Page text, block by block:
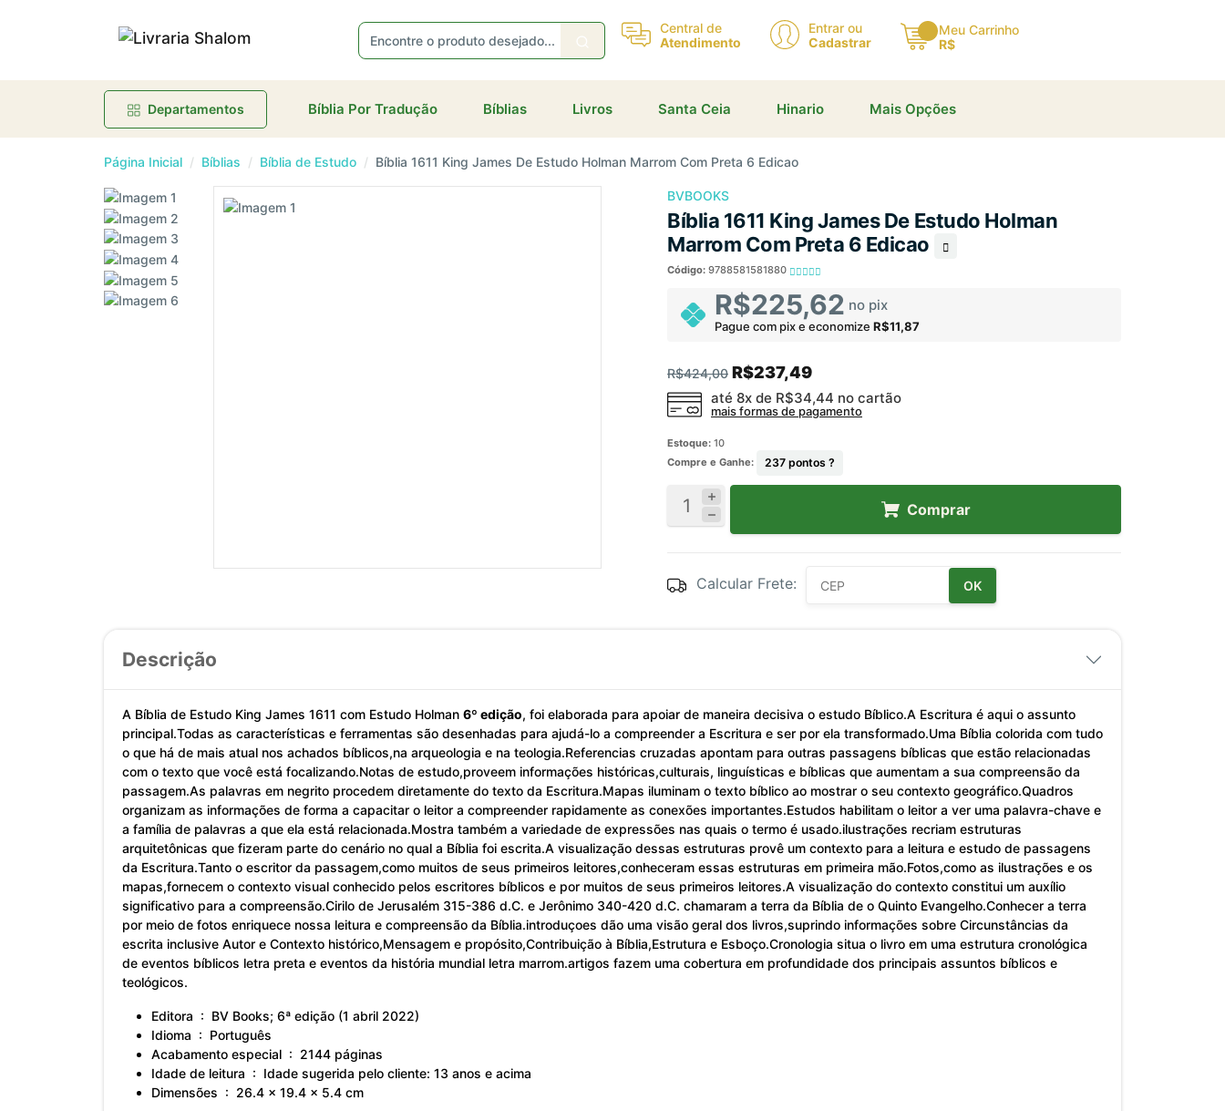
Central de
Atendimento
Entrar ou
Cadastrar
Meu Carrinho
R$
Departamentos Bíblia Por Tradução Bíblias Livros Santa Ceia Hinario Mais Opções
Página Inicial Bíblias Bíblia de Estudo Bíblia 1611 King James De Estudo Holman Marrom Com Preta 6 Edicao
BVBOOKS
Bíblia 1611 King James De Estudo Holman
Marrom Com Preta 6 Edicao
Código: 9788581581880
R$225,62 no pix
Pague com pix e economize R$11,87
R$424,00 R$237,49
até 8x de R$34,44 no cartão
mais formas de pagamento
Estoque: 10
Compre e Ganhe:
237 pontos ?
Comprar
Calcular Frete: OK
Descrição
A Bíblia de Estudo King James 1611 com Estudo Holman 6º edição, foi elaborada para apoiar de maneira decisiva o estudo Bíblico.A Escritura é aqui o assunto
principal.Todas as características e ferramentas são desenhadas para ajudá-lo a compreender a Escritura e ser por ela transformado.Uma Bíblia colorida com tudo
o que há de mais atual nos achados bíblicos,na arqueologia e na teologia.Referencias cruzadas apontam para outras passagens bíblicas que estão relacionadas
com o texto que você está focalizando.Notas de estudo,proveem informações históricas,culturais, linguísticas e bíblicas que aumentam a sua compreensão da
passagem.As palavras em negrito procedem diretamente do texto da Escritura.Mapas iluminam o texto bíblico ao mostrar o seu contexto geográfico.Quadros
organizam as informações de forma a capacitar o leitor a compreender rapidamente as conexões importantes.Estudos habilitam o leitor a ver uma palavra-chave e
a família de palavras a que ela está relacionada.Mostra também a variedade de expressões nas quais o termo é usado.ilustrações recriam estruturas
arquitetônicas que fizeram parte do cenário no qual a Bíblia foi escrita.A visualização dessas estruturas provê um contexto para a leitura e estudo de passagens
da Escritura.Tanto o escritor da passagem,como muitos de seus primeiros leitores,conheceram essas estruturas em primeira mão.Fotos,como as ilustrações e os
mapas,fornecem o contexto visual conhecido pelos escritores bíblicos e por muitos de seus primeiros leitores.A visualização do contexto constitui um auxílio
significativo para a compreensão.Cirilo de Jerusalém 315-386 d.C. e Jerônimo 340-420 d.C. chamaram a terra da Bíblia de o Quinto Evangelho.Conhecer a terra
por meio de fotos enriquece nossa leitura e compreensão da Bíblia.introduçoes dão uma visão geral dos livros,suprindo informações sobre Circunstâncias da
escrita inclusive Autor e Contexto histórico,Mensagem e propósito,Contribuição à Bíblia,Estrutura e Esboço.Cronologia situa o livro em uma estrutura cronológica
de eventos bíblicos letra preta e eventos da história mundial letra marrom.artigos fazem uma cobertura em profundidade dos principais assuntos bíblicos e
teológicos.
Editora ‏ : ‎ BV Books; 6ª edição (1 abril 2022)
Idioma ‏ : ‎ Português
Acabamento especial ‏ : ‎ 2144 páginas
Idade de leitura ‏ : ‎ Idade sugerida pelo cliente: 13 anos e acima
Dimensões ‏ : ‎ 26.4 x 19.4 x 5.4 cm